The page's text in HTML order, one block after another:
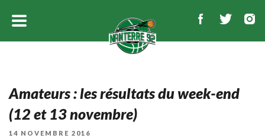
Amateurs : les résultats du week-end
(12 et 13 novembre)
PUBLIÉ
14 NOVEMBRE 2016